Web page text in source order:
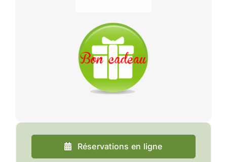
Réservations en ligne